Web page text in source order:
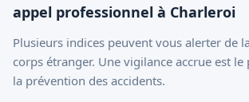
appel professionnel à Charleroi
Plusieurs indices peuvent vous alerter de
corps étranger. Une vigilance accrue est
la prévention des accidents.